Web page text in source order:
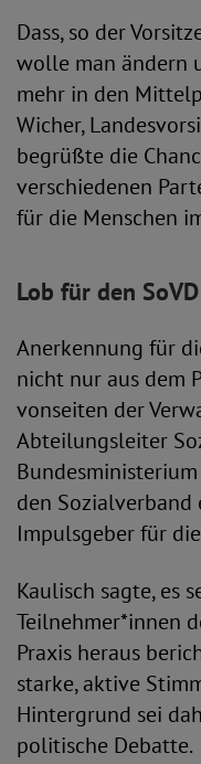
Dass, so der
wolle man ändern
mehr in den
Wicher,
begrüßte die
verschiedenen
für die Menschen
Lob für den
Anerkennung für
nicht nur aus dem
vonseiten der
Abteilungsleiter
den
Impulsgeber für
Kaulisch sagte, es
Teilnehmer*innen
Praxis heraus
starke, aktive
Hintergrund sei
politische Debatte.